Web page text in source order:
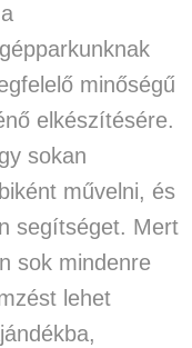
minőségű
elkészítésére.
sokan
művelni, és
segítséget. Mert
sok mindenre
lehet